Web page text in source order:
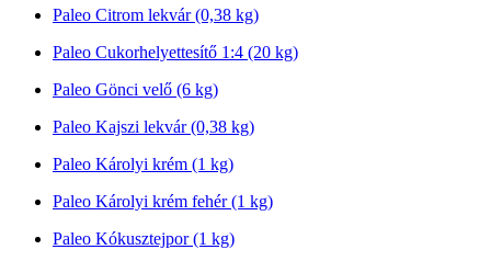
Paleo Citrom lekvár (0,38 kg)
Paleo Cukorhelyettesítő 1:4 (20 kg)
Paleo Gönci velő (6 kg)
Paleo Kajszi lekvár (0,38 kg)
Paleo Károlyi krém (1 kg)
Paleo Károlyi krém fehér (1 kg)
Paleo Kókusztejpor (1 kg)